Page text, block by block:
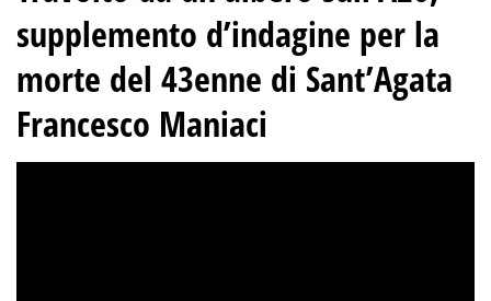
supplemento d’indagine per la
morte del 43enne di Sant’Agata
Francesco Maniaci